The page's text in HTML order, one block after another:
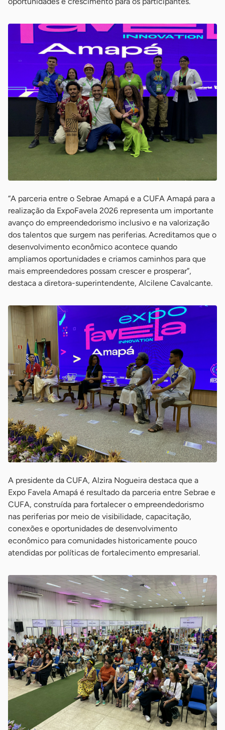
“A parceria entre o Sebrae Amapá e a CUFA Amapá para a
realização da ExpoFavela 2026 representa um importante
avanço do empreendedorismo inclusivo e na valorização
dos talentos que surgem nas periferias. Acreditamos que o
desenvolvimento econômico acontece quando
ampliamos oportunidades e criamos caminhos para que
mais empreendedores possam crescer e prosperar”,
destaca a diretora-superintendente, Alcilene Cavalcante.
A presidente da CUFA, Alzira Nogueira destaca que a
Expo Favela Amapá é resultado da parceria entre Sebrae e
CUFA, construída para fortalecer o empreendedorismo
nas periferias por meio de visibilidade, capacitação,
conexões e oportunidades de desenvolvimento
econômico para comunidades historicamente pouco
atendidas por políticas de fortalecimento empresarial.